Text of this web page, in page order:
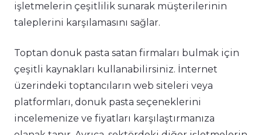
işletmelerin çeşitlilik sunarak müşterilerinin
taleplerini karşılamasını sağlar.
Toptan donuk pasta satan firmaları bulmak için
çeşitli kaynakları kullanabilirsiniz. İnternet
üzerindeki toptancıların web siteleri veya
platformları, donuk pasta seçeneklerini
incelemenize ve fiyatları karşılaştırmanıza